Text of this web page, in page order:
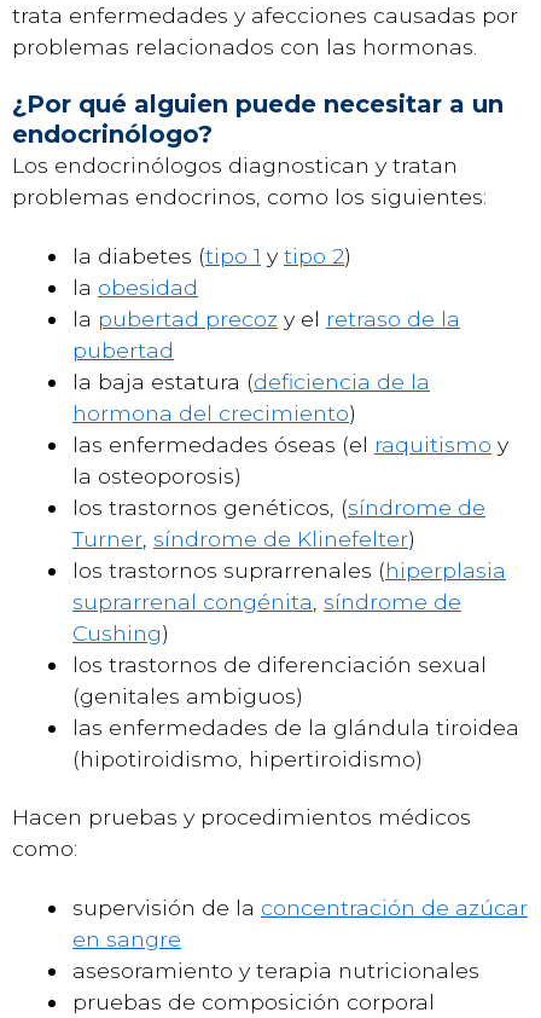
trata enfermedades y afecciones causadas por
problemas relacionados con las hormonas.
¿Por qué alguien puede necesitar a un
endocrinólogo?
Los endocrinólogos diagnostican y tratan
problemas endocrinos, como los siguientes:
la diabetes (tipo 1 y tipo 2)
la obesidad
la pubertad precoz y el retraso de la
pubertad
la baja estatura (deficiencia de la
hormona del crecimiento)
las enfermedades óseas (el raquitismo y
la osteoporosis)
los trastornos genéticos, (síndrome de
Turner síndrome de Klinefelter)
los trastornos suprarrenales (hiperplasia
suprarrenal congénita síndrome de
Cushing)
los trastornos de diferenciación sexual
(genitales ambiguos)
las enfermedades de la glándula tiroidea
(hipotiroidismo, hipertiroidismo)
Hacen pruebas y procedimientos médicos
como:
supervisión de la concentración de azúcar
en sangre
asesoramiento y terapia nutricionales
pruebas de composición corporal